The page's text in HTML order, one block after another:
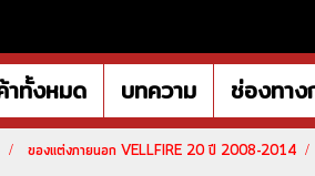
าทั้งหมด บทความ ช่องทาง
ของแต่งภายนอก VELLFIRE 20 ปี 2008-2014